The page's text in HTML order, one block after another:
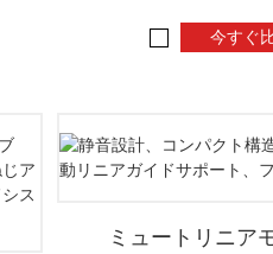
今すぐ
ミュートリニア